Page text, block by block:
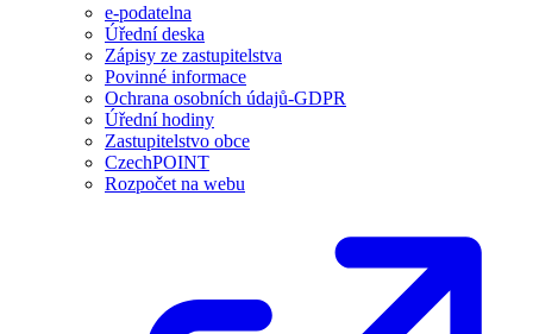
e-podatelna
Úřední deska
Zápisy ze zastupitelstva
Povinné informace
Ochrana osobních údajů-GDPR
Úřední hodiny
Zastupitelstvo obce
CzechPOINT
Rozpočet na webu